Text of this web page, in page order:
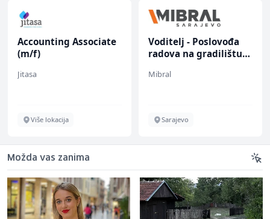
Accounting Associate
(m/f)
Jitasa
Više lokacija
Voditelj - Poslovođa
radova na gradilištu
Mibral
Sarajevo
Možda vas zanima